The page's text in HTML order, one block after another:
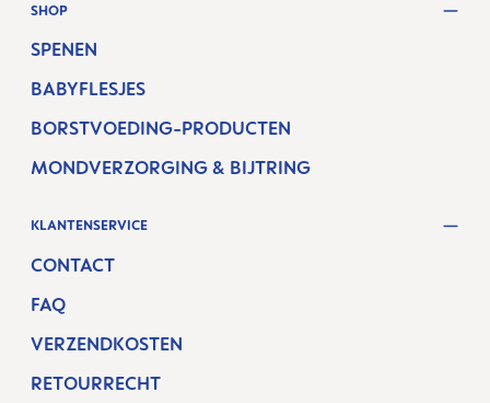
SHOP
SPENEN
BABYFLESJES
BORSTVOEDING-PRODUCTEN
MONDVERZORGING & BIJTRING
KLANTENSERVICE
CONTACT
FAQ
VERZENDKOSTEN
RETOURRECHT